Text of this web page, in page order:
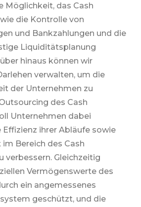
Möglichkeit, das Cash
die Kontrolle von
und Bankzahlungen und die
Liquiditätsplanung
hinaus können wir
verwalten, um die
der Unternehmen zu
des Cash
Unternehmen dabei
ihrer Abläufe sowie
Bereich des Cash
verbessern. Gleichzeitig
Vermögenswerte des
ein angemessenes
geschützt, und die